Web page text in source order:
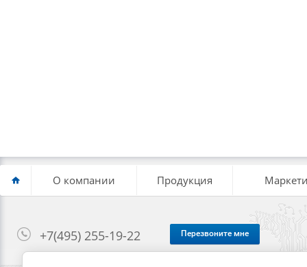
О компании Продукция
+7(495) 255-19-22 Перезвоните мне